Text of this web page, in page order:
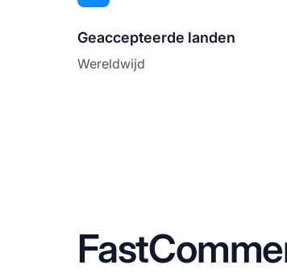
Geaccepteerde landen
Wereldwijd